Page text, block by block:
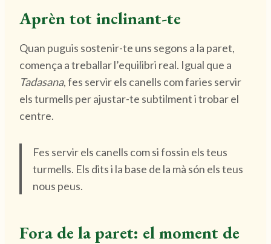
Aprèn tot inclinant-te
Quan puguis sostenir-te uns segons a la paret,
comença a treballar l’equilibri real. Igual que a
Tadasana, fes servir els canells com faries servir
els turmells per ajustar-te subtilment i trobar el
centre.
Fes servir els canells com si fossin els teus
turmells. Els dits i la base de la mà són els teus
nous peus.
Fora de la paret: el moment de